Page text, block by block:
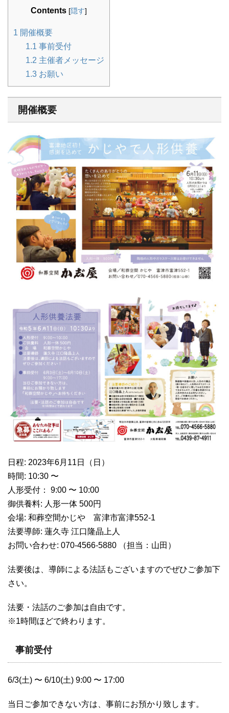
Contents [隠す]
1 開催概要
1.1 事前受付
1.2 主催者メッセージ
1.3 お願い
開催概要
日程: 2023年6月11日（日）
時間: 10:30 〜
人形受付： 9:00 〜 10:00
御供養料: 人形一体 500円
会場: 和葬空間かじや 富津市富津552-1
法要導師: 蓮久寺 江口隆晶上人
お問い合わせ: 070-4566-5880 （担当：山田）
法要後は、導師による法話もございますのでぜひご参加下
さい。
法要・法話のご参加は自由です。
※1時間ほどで終わります。
事前受付
6/3(土) 〜 6/10(土) 9:00 〜 17:00
当日ご参加できない方は、事前にお預かり致します。